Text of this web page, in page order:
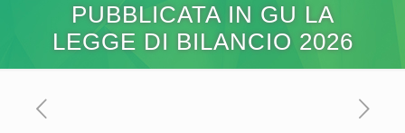
PUBBLICATA IN GU LA
LEGGE DI BILANCIO 2026